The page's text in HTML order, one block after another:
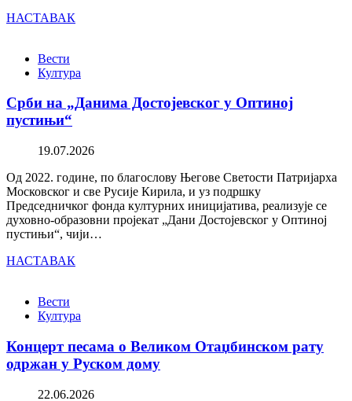
НАСТАВАК
Вести
Култура
Срби на „Данима Достојевског у Оптиној
пустињи“
19.07.2026
Од 2022. године, по благослову Његове Светости Патријарха
Московског и све Русије Кирила, и уз подршку
Председничког фонда културних иницијатива, реализује се
духовно-образовни пројекат „Дани Достојевског у Оптиној
пустињи“, чији…
НАСТАВАК
Вести
Култура
Концерт песама о Великом Отаџбинском рату
одржан у Руском дому
22.06.2026